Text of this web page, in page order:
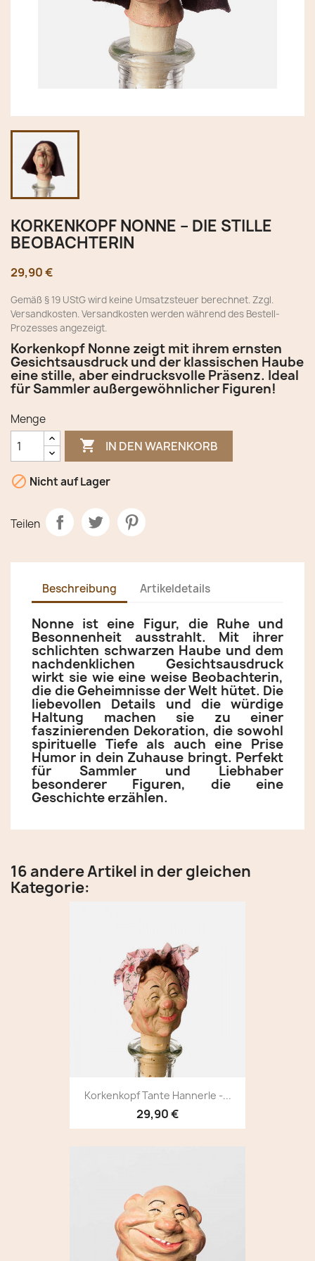
KORKENKOPF NONNE – DIE STILLE
BEOBACHTERIN
29,90 €
Gemäß § 19 UStG wird keine Umsatzsteuer berechnet. Zzgl.
Versandkosten. Versandkosten werden während des Bestell-
Prozesses angezeigt.
Korkenkopf Nonne zeigt mit ihrem ernsten
Gesichtsausdruck und der klassischen Haube
eine stille, aber eindrucksvolle Präsenz. Ideal
für Sammler außergewöhnlicher Figuren!
Menge
 IN DEN WARENKORB
 Nicht auf Lager
Teilen
Beschreibung Artikeldetails
Nonne ist eine Figur, die Ruhe und
Besonnenheit ausstrahlt. Mit ihrer
schlichten schwarzen Haube und dem
nachdenklichen Gesichtsausdruck
wirkt sie wie eine weise Beobachterin,
die die Geheimnisse der Welt hütet. Die
liebevollen Details und die würdige
Haltung machen sie zu einer
faszinierenden Dekoration, die sowohl
spirituelle Tiefe als auch eine Prise
Humor in dein Zuhause bringt. Perfekt
für Sammler und Liebhaber
besonderer Figuren, die eine
Geschichte erzählen.
16 andere Artikel in der gleichen
Kategorie:
Korkenkopf Tante Hannerle -...
29,90 €